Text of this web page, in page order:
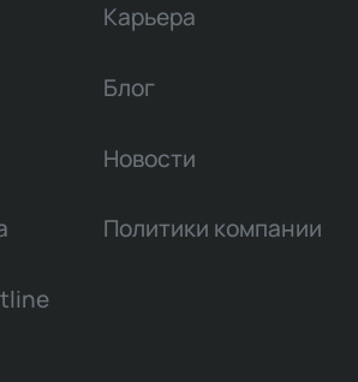
Карьера
Блог
Новости
Политики компании